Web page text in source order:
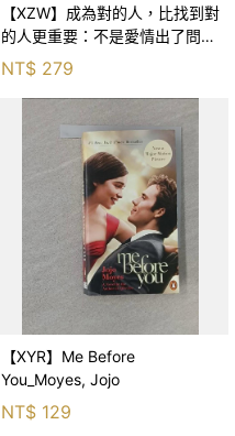
【XZW】成為對的人，比找到對
的人更重要：不是愛情出了問
題，而是認知需要升級！_Mr. P
NT$ 279
【XYR】Me Before
You_Moyes, Jojo
NT$ 129